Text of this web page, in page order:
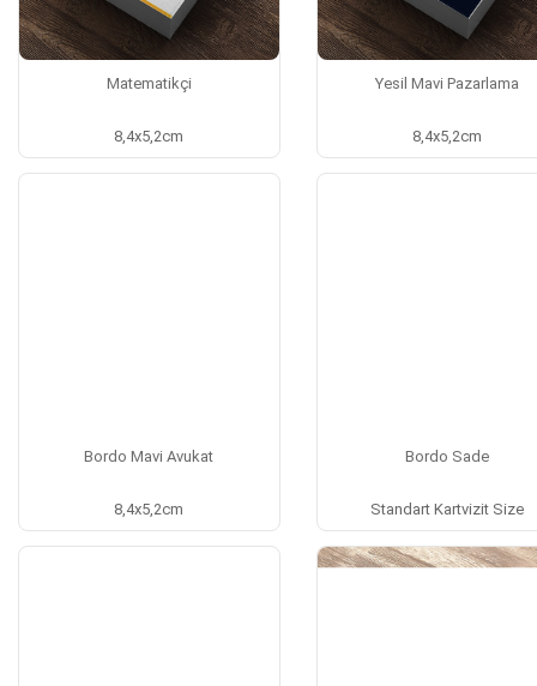
Matematikçi
8,4x5,2cm
Yesil Mavi Pazarlama
8,4x5,2cm
Bordo Mavi Avukat
8,4x5,2cm
Bordo Sade
Standart Kartvizit Size